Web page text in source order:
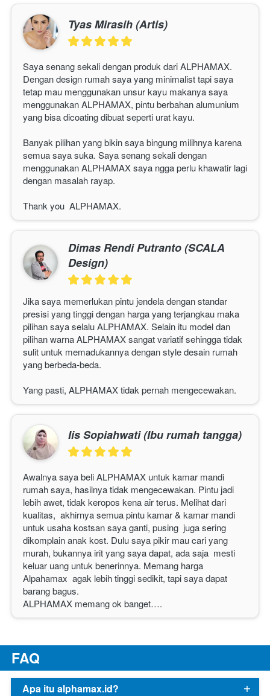
Tyas Mirasih (Artis)
Saya senang sekali dengan produk dari ALPHAMAX.
Dengan design rumah saya yang minimalist tapi saya
tetap mau menggunakan unsur kayu makanya saya
menggunakan ALPHAMAX, pintu berbahan alumunium
yang bisa dicoating dibuat seperti urat kayu.
Banyak pilihan yang bikin saya bingung milihnya karena
semua saya suka. Saya senang sekali dengan
menggunakan ALPHAMAX saya ngga perlu khawatir lagi
dengan masalah rayap.
Thank you ALPHAMAX.
Dimas Rendi Putranto (SCALA
Design)
Jika saya memerlukan pintu jendela dengan standar
presisi yang tinggi dengan harga yang terjangkau maka
pilihan saya selalu ALPHAMAX. Selain itu model dan
pilihan warna ALPHAMAX sangat variatif sehingga tidak
sulit untuk memadukannya dengan style desain rumah
yang berbeda-beda.
Yang pasti, ALPHAMAX tidak pernah mengecewakan.
Iis Sopiahwati (Ibu rumah tangga)
Awalnya saya beli ALPHAMAX untuk kamar mandi
rumah saya, hasilnya tidak mengecewakan. Pintu jadi
lebih awet, tidak keropos kena air terus. Melihat dari
kualitas,  akhirnya semua pintu kamar & kamar mandi
untuk usaha kostsan saya ganti, pusing  juga sering
dikomplain anak kost. Dulu saya pikir mau cari yang
murah, bukannya irit yang saya dapat, ada saja  mesti
keluar uang untuk benerinnya. Memang harga
Alpahamax  agak lebih tinggi sedikit, tapi saya dapat
barang bagus.
ALPHAMAX memang ok banget….
FAQ
Apa itu alphamax.id?